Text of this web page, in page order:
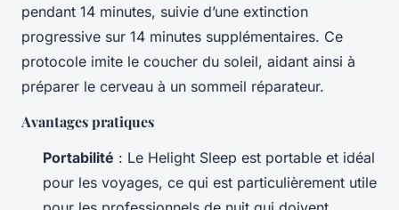
pendant 14 minutes, suivie d’une extinction
progressive sur 14 minutes supplémentaires. Ce
protocole imite le coucher du soleil, aidant ainsi à
préparer le cerveau à un sommeil réparateur.
Avantages pratiques
Portabilité : Le Helight Sleep est portable et idéal
pour les voyages, ce qui est particulièrement utile